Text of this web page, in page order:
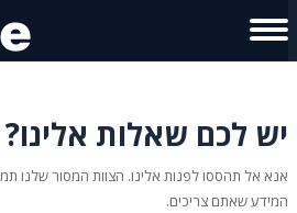
יש לכם שאלות אלינו?
אנא אל תהססו לפנות אלינו. הצוות המסור שלנו
המידע שאתם צריכים.